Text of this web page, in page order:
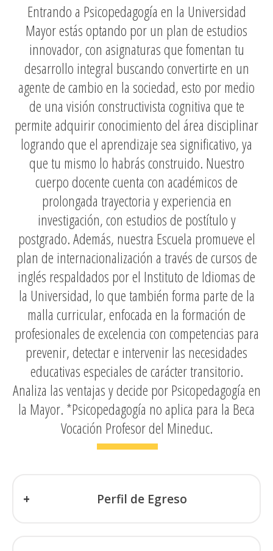
Entrando a Psicopedagogía en la Universidad
Mayor estás optando por un plan de estudios
innovador, con asignaturas que fomentan tu
desarrollo integral buscando convertirte en un
agente de cambio en la sociedad, esto por medio
de una visión constructivista cognitiva que te
permite adquirir conocimiento del área disciplinar
logrando que el aprendizaje sea significativo, ya
que tu mismo lo habrás construido. Nuestro
cuerpo docente cuenta con académicos de
prolongada trayectoria y experiencia en
investigación, con estudios de postítulo y
postgrado. Además, nuestra Escuela promueve el
plan de internacionalización a través de cursos de
inglés respaldados por el Instituto de Idiomas de
la Universidad, lo que también forma parte de la
malla curricular,enfocada en la formación de
profesionales de excelencia con competencias para
prevenir, detectar e intervenir las necesidades
educativas especiales de carácter transitorio.
Analiza las ventajas y decide por Psicopedagogía en
la Mayor. *Psicopedagogía no aplica para la Beca
Vocación Profesor del Mineduc.
Perfil de Egreso